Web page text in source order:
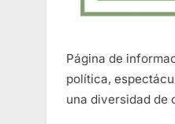
Página de
política,
una diversidad de